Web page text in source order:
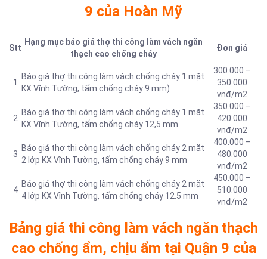
9 của Hoàn Mỹ
Stt
Hạng mục báo giá thợ thi công làm vách ngăn
thạch cao chống cháy
Đơn giá
1
Báo giá thợ thi công làm vách chống cháy 1 mặt
KX Vĩnh Tường, tấm chống cháy 9 mm)
300.000 –
350.000
vnđ/m2
2
Báo giá thợ thi công làm vách chống cháy 1 mặt
KX Vĩnh Tường, tấm chống cháy 12,5 mm
350.000 –
420.000
vnđ/m2
3
Báo giá thợ thi công làm vách chống cháy 2 mặt
2 lớp KX Vĩnh Tường, tấm chống cháy 9 mm
400.000 –
480.000
vnđ/m2
4
Báo giá thợ thi công làm vách chống cháy 2 mặt
4 lớp KX Vĩnh Tường, tấm chống cháy 12.5 mm
450.000 –
510.000
vnđ/m2
Bảng giá thi công làm vách ngăn thạch
cao chống ẩm, chịu ẩm tại Quận 9 của